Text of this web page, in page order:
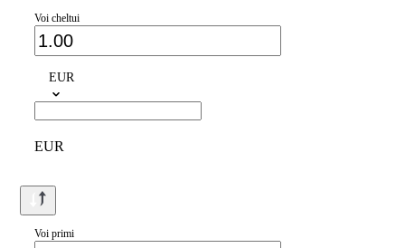
Voi cheltui
EUR
EUR
Voi primi